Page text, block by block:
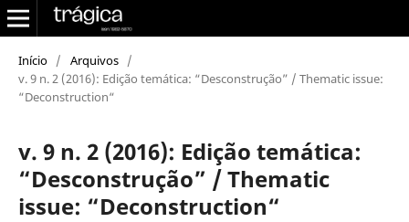
Início / Arquivos /
v. 9 n. 2 (2016): Edição temática: “Desconstrução” / Thematic issue:
“Deconstruction“
v. 9 n. 2 (2016): Edição temática:
“Desconstrução” / Thematic
issue: “Deconstruction“